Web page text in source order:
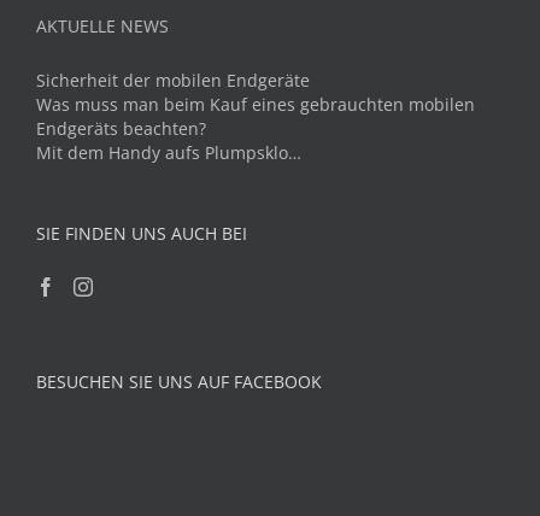
AKTUELLE NEWS
Sicherheit der mobilen Endgeräte
Was muss man beim Kauf eines gebrauchten mobilen
Endgeräts beachten?
Mit dem Handy aufs Plumpsklo…
SIE FINDEN UNS AUCH BEI
BESUCHEN SIE UNS AUF FACEBOOK